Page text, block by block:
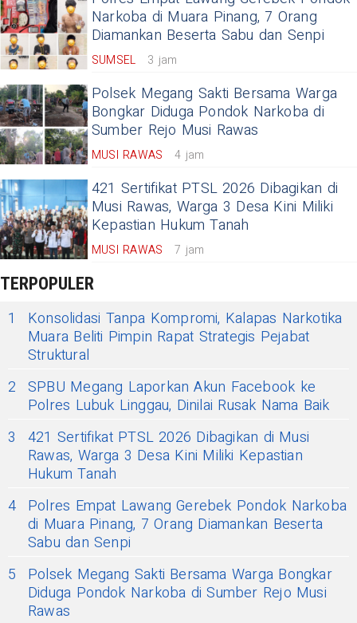
Narkoba di Muara Pinang, 7 Orang
Diamankan Beserta Sabu dan Senpi
SUMSEL 3 jam
Polsek Megang Sakti Bersama Warga
Bongkar Diduga Pondok Narkoba di
Sumber Rejo Musi Rawas
MUSI RAWAS 4 jam
421 Sertifikat PTSL 2026 Dibagikan di
Musi Rawas, Warga 3 Desa Kini Miliki
Kepastian Hukum Tanah
MUSI RAWAS 7 jam
TERPOPULER
1
Konsolidasi Tanpa Kompromi, Kalapas Narkotika
Muara Beliti Pimpin Rapat Strategis Pejabat
Struktural
2 SPBU Megang Laporkan Akun Facebook ke
Polres Lubuk Linggau, Dinilai Rusak Nama Baik
3
421 Sertifikat PTSL 2026 Dibagikan di Musi
Rawas, Warga 3 Desa Kini Miliki Kepastian
Hukum Tanah
4 Polres Empat Lawang Gerebek Pondok Narkoba
di Muara Pinang, 7 Orang Diamankan Beserta
Sabu dan Senpi
5
Polsek Megang Sakti Bersama Warga Bongkar
Diduga Pondok Narkoba di Sumber Rejo Musi
Rawas